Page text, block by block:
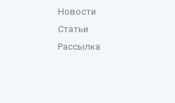
Новости
Статьи
Рассылка